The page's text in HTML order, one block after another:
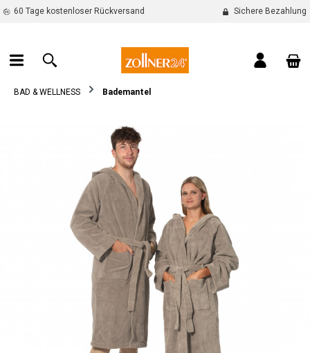
springen
60 Tage kostenloser Rückversand Sichere Bezahlung
BAD & WELLNESS Bademantel
Bildergalerie überspringen